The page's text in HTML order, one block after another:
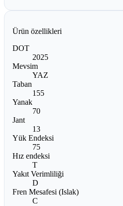
Ürün özellikleri
DOT
2025
Mevsim
YAZ
Taban
155
Yanak
70
Jant
13
Yük Endeksi
75
Hız endeksi
T
Yakıt Verimliliği
D
Fren Mesafesi (Islak)
C